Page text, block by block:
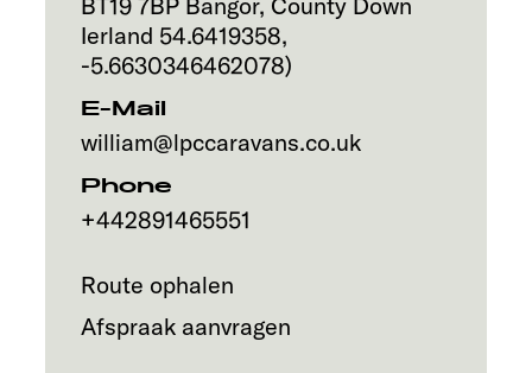
Ierland 54.6419358,
-5.6630346462078)
E-Mail
william@lpccaravans.co.uk
Phone
+442891465551
Route ophalen
Afspraak aanvragen